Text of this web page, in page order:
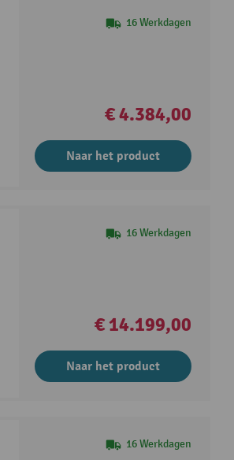
16 Werkdagen
€ 4.384,00
Naar het product
16 Werkdagen
€ 14.199,00
Naar het product
16 Werkdagen